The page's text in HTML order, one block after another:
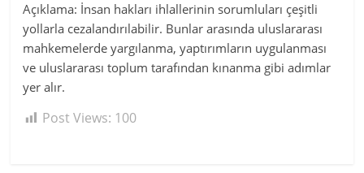
Açıklama: İnsan hakları ihlallerinin sorumluları çeşitli
yollarla cezalandırılabilir. Bunlar arasında uluslararası
mahkemelerde yargılanma, yaptırımların uygulanması
ve uluslararası toplum tarafından kınanma gibi adımlar
yer alır.
Post Views: 100